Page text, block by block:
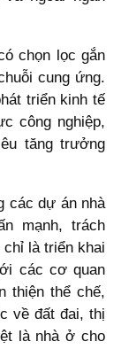
chọn lọc gắn
cung ứng.
triển kinh tế
công nghiệp,
tăng trưởng
các dự án nhà
mạnh, trách
chỉ là triển khai
các cơ quan
thiện thể chế,
về đất đai, thị
là nhà ở cho